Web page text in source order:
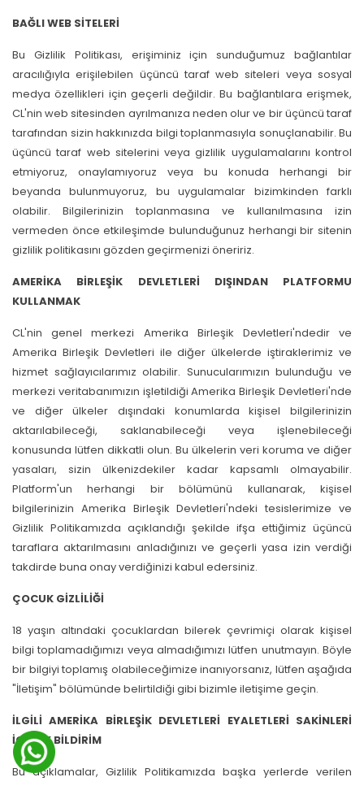
BAĞLI WEB SİTELERİ
Bu Gizlilik Politikası, erişiminiz için sunduğumuz bağlantılar
aracılığıyla erişilebilen üçüncü taraf web siteleri veya sosyal
medya özellikleri için geçerli değildir. Bu bağlantılara erişmek,
CL'nin web sitesinden ayrılmanıza neden olur ve bir üçüncü taraf
tarafından sizin hakkınızda bilgi toplanmasıyla sonuçlanabilir. Bu
üçüncü taraf web sitelerini veya gizlilik uygulamalarını kontrol
etmiyoruz, onaylamıyoruz veya bu konuda herhangi bir
beyanda bulunmuyoruz, bu uygulamalar bizimkinden farklı
olabilir. Bilgilerinizin toplanmasına ve kullanılmasına izin
vermeden önce etkileşimde bulunduğunuz herhangi bir sitenin
gizlilik politikasını gözden geçirmenizi öneririz.
AMERİKA BİRLEŞİK DEVLETLERİ DIŞINDAN PLATFORMU
KULLANMAK
CL'nin genel merkezi Amerika Birleşik Devletleri'ndedir ve
Amerika Birleşik Devletleri ile diğer ülkelerde iştiraklerimiz ve
hizmet sağlayıcılarımız olabilir. Sunucularımızın bulunduğu ve
merkezi veritabanımızın işletildiği Amerika Birleşik Devletleri'nde
ve diğer ülkeler dışındaki konumlarda kişisel bilgilerinizin
aktarılabileceği, saklanabileceği veya işlenebileceği
konusunda lütfen dikkatli olun. Bu ülkelerin veri koruma ve diğer
yasaları, sizin ülkenizdekiler kadar kapsamlı olmayabilir.
Platform'un herhangi bir bölümünü kullanarak, kişisel
bilgilerinizin Amerika Birleşik Devletleri'ndeki tesislerimize ve
Gizlilik Politikamızda açıklandığı şekilde ifşa ettiğimiz üçüncü
taraflara aktarılmasını anladığınızı ve geçerli yasa izin verdiği
takdirde buna onay verdiğinizi kabul edersiniz.
ÇOCUK GİZLİLİĞİ
18 yaşın altındaki çocuklardan bilerek çevrimiçi olarak kişisel
bilgi toplamadığımızı veya almadığımızı lütfen unutmayın. Böyle
bir bilgiyi toplamış olabileceğimize inanıyorsanız, lütfen aşağıda
"İletişim" bölümünde belirtildiği gibi bizimle iletişime geçin.
İLGİLİ AMERİKA BİRLEŞİK DEVLETLERİ EYALETLERİ SAKİNLERİ
İÇİN EK BİLDİRİM
Bu açıklamalar, Gizlilik Politikamızda başka yerlerde verilen